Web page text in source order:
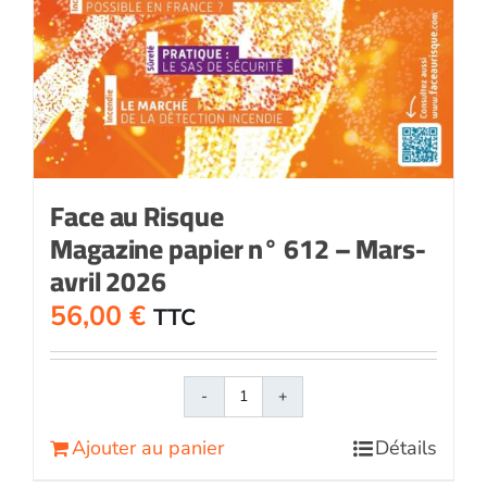
Face au Risque
Magazine papier n° 612 – Mars-
avril 2026
56,00 € TTC
quantité
Ajouter au panier Détails